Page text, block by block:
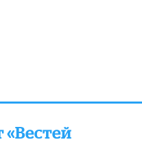
«Вестей